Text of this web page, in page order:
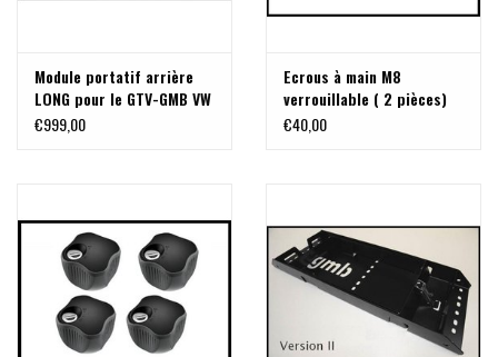
Module portatif arrière
LONG pour le GTV-GMB VW
T5/6 galerie de toit
€999,00
Ecrous à main M8
verrouillable ( 2 pièces)
€40,00